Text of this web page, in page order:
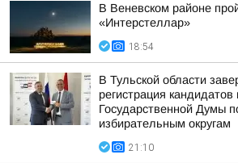
В Веневском районе
«Интерстеллар»
18:54
В Тульской области
регистрация
Государственной Думы
избирательным округам
21:10